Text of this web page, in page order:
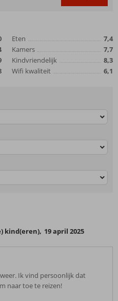
Eten
7,4
Kamers
7,7
Kindvriendelijk
8,3
Wifi kwaliteit
6,1
kind(eren), 19 april 2025
Ik vind persoonlijk dat
naar toe te reizen!